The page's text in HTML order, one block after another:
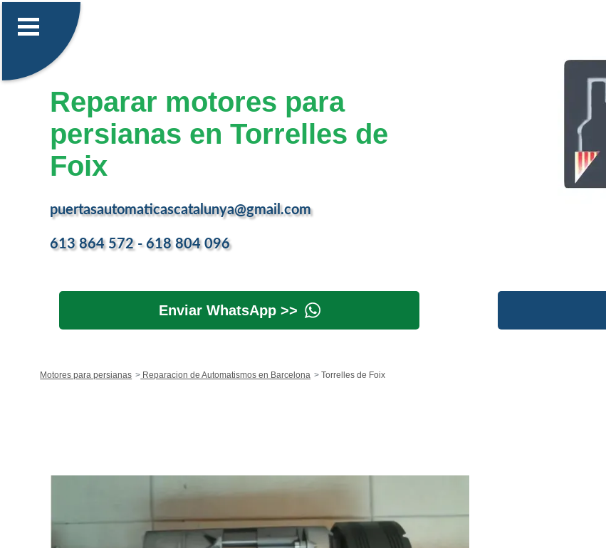
Reparar motores para
persianas en Torrelles de
Foix
puertasautomaticascatalunya@gmail.com
613 864 572 - 618 804 096
Enviar WhatsApp >>
Motores para persianas Reparacion de Automatismos en Barcelona Torrelles de Foix